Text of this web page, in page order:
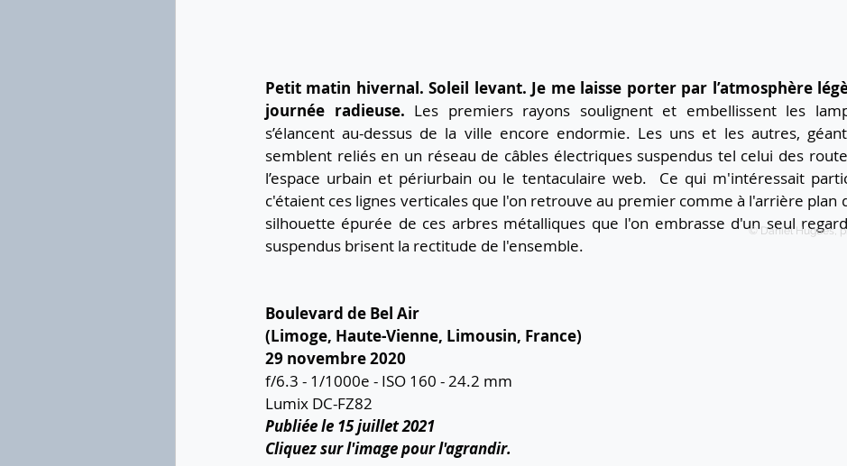
Petit matin hivernal. Soleil levant. Je me laisse porter par l’atmosphère
journée radieuse. Les premiers rayons soulignent et embellissent les
s’élancent au-dessus de la ville encore endormie. Les uns et les autres,
semblent reliés en un réseau de câbles électriques suspendus tel celui des
l’espace urbain et périurbain ou le tentaculaire web.  Ce qui m'intéressait
c'étaient ces lignes verticales que l'on retrouve au premier comme à l'arrière plan
silhouette épurée de ces arbres métalliques que l'on embrasse d'un seul
suspendus brisent la rectitude de l'ensemble.
Boulevard de Bel Air
(Limoge, Haute-Vienne, Limousin, France)
29 novembre 2020
f/6.3 - 1/1000e - ISO 160 - 24.2 mm
Lumix DC-FZ82
Publiée le 15 juillet 2021
Cliquez sur l'image pour l'agrandir.
© Daniel Hugues,